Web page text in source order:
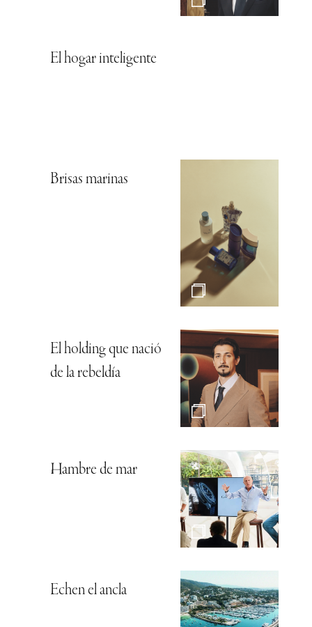
El hogar inteligente
Brisas marinas
El holding que nació
de la rebeldía
Hambre de mar
Echen el ancla